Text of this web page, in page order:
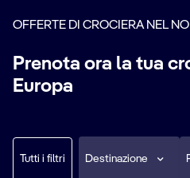
OFFERTE DI CROCIERA NEL
Prenota ora la tua
Europa
Destinazione
Tutti i filtri